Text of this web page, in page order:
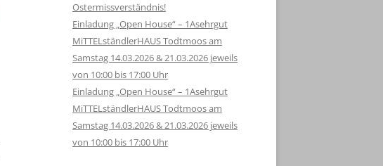
Ostermissverständnis!
Einladung „Open House“ – 1Asehrgut
MiTTELständlerHAUS Todtmoos am
Samstag 14.03.2026 & 21.03.2026 jeweils
von 10:00 bis 17:00 Uhr
Einladung „Open House“ – 1Asehrgut
MiTTELständlerHAUS Todtmoos am
Samstag 14.03.2026 & 21.03.2026 jeweils
von 10:00 bis 17:00 Uhr